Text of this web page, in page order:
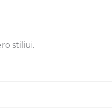
stiliui.